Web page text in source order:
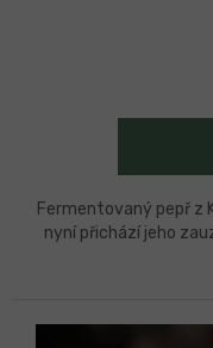
Fermentovaný pepř z
nyní přichází jeho